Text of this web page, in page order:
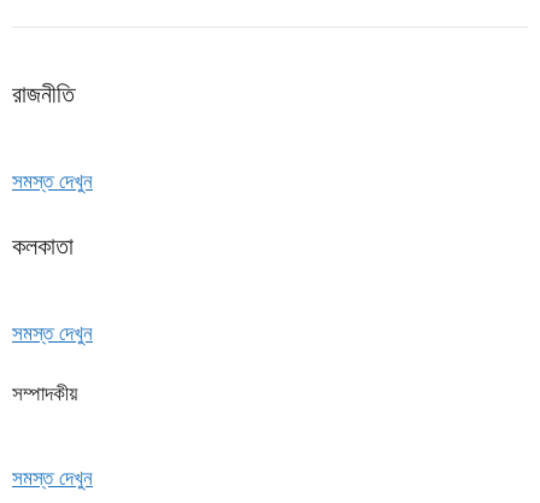
রাজনীতি
সমস্ত দেখুন
কলকাতা
সমস্ত দেখুন
সম্পাদকীয়
সমস্ত দেখুন